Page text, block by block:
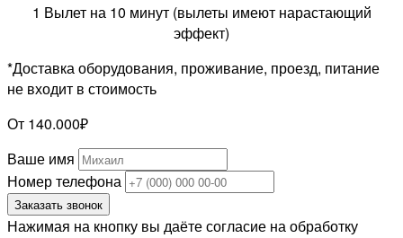
1 Вылет на 10 минут (вылеты имеют нарастающий
эффект)
*Доставка оборудования, проживание, проезд, питание
не входит в стоимость
От 140.000₽
Ваше имя
Номер телефона
Заказать звонок
Нажимая на кнопку вы даёте согласие на обработку